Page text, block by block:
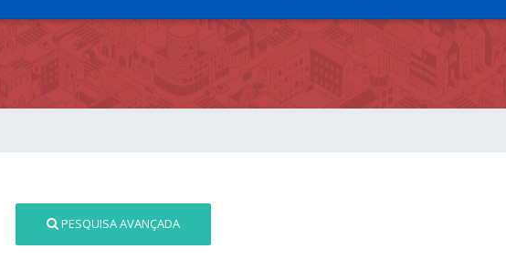
PESQUISA AVANÇADA